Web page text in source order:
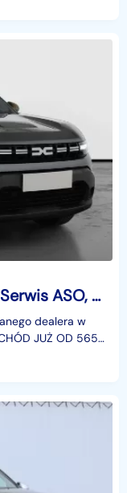
Dacia Duster I , Salon Polska, Serwis ASO, Automat, Skóra, Klimatronic,
dealera w
jest aktua